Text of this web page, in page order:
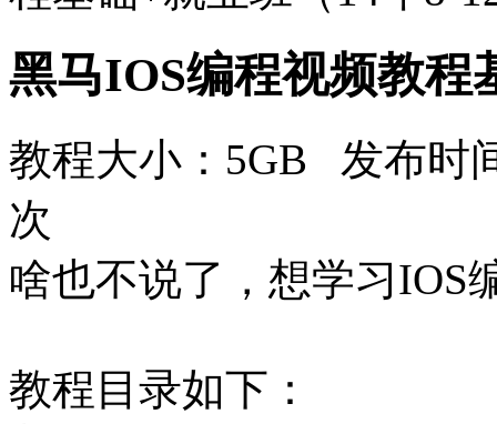
黑马IOS编程视频教程
教程大小：5GB 发布
次
啥也不说了，想学习IOS
教程目录如下：